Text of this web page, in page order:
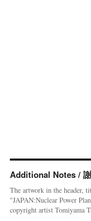
Additional Notes /
The artwork in the header,
"JAPAN:Nuclear Power
copyright artist Tomiyama